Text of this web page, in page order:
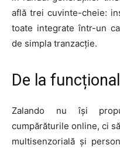
află trei cuvinte-cheie:
toate integrate într-un
de simpla tranzacție.
De la
Zalando nu își
cumpărăturile online, ci
multisenzorială și